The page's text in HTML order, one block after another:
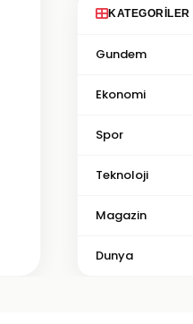
KATEGORILER
Gundem
Ekonomi
Spor
Teknoloji
Magazin
Dunya